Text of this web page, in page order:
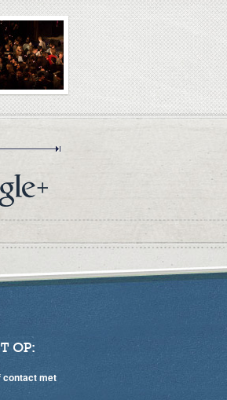
OP:
contact met